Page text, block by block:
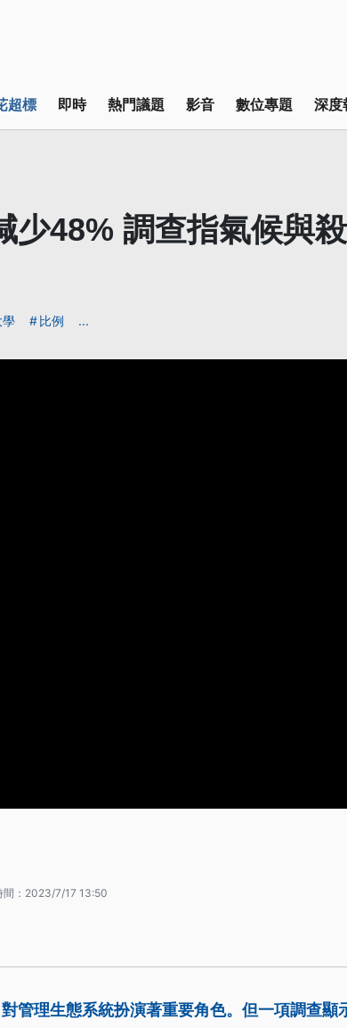
超標 即時 熱門議題 影音 數位專題 深度
少48% 調查指氣候與
學 比例 ...
： 2023/7/17 13:50
管理生態系統扮演著重要角色。但一項調查顯